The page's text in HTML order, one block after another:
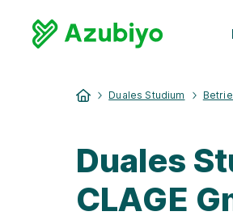
Duales Studium
Duales
CLAGE